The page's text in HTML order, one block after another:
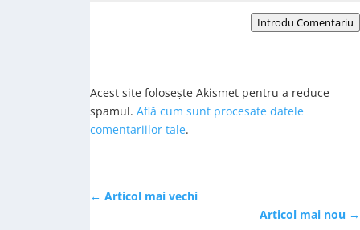
Introdu Comentariu
Acest site folosește Akismet pentru a reduce
spamul. Află cum sunt procesate datele
comentariilor tale.
← Articol mai vechi
Articol mai nou →